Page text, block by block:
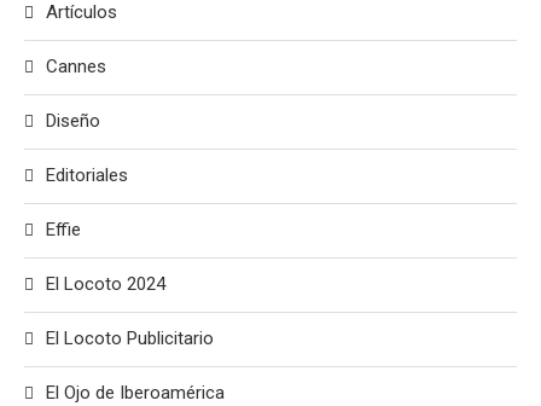
Artículos
Cannes
Diseño
Editoriales
Effie
El Locoto 2024
El Locoto Publicitario
El Ojo de Iberoamérica